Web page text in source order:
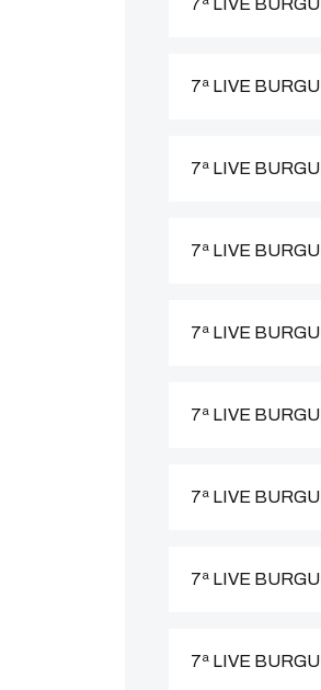
7ª LIVE
7ª LIVE
7ª LIVE
7ª LIVE
7ª LIVE
7ª LIVE
7ª LIVE
7ª LIVE
7ª LIVE